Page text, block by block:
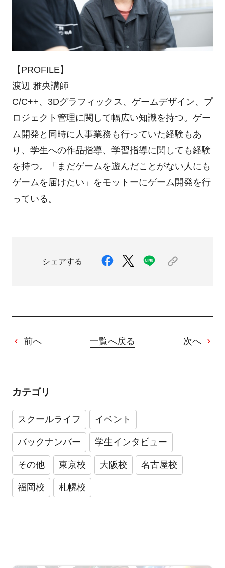
【PROFILE】
渡辺 雅央講師
C/C++、3Dグラフィックス、ゲームデザイン、プ
ロジェクト管理に関して幅広い知識を持つ。ゲー
ム開発と同時に人事業務も行っていた経験もあ
り、学生への作品指導、学習指導に関しても経験
を持つ。「まだゲームを遊んだことがない人にも
ゲームを届けたい」をモットーにゲーム開発を行
っている。
シェアする
前へ 一覧へ戻る 次へ
カテゴリ
スクールライフ イベント
バックナンバー 学生インタビュー
その他 東京校 大阪校 名古屋校
福岡校 札幌校